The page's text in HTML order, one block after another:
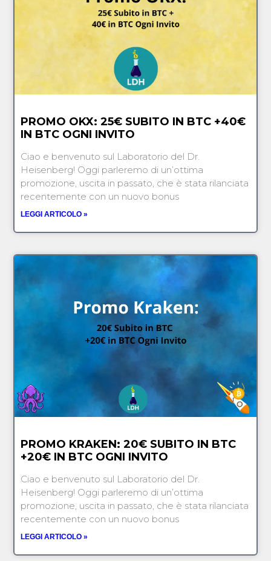
PROMO OKX: 25€ SUBITO IN BTC +40€
IN BTC OGNI INVITO
Ciao e benvenuto sul Laboratorio del Dr.
Heisenberg! Oggi parleremo di un’ottima
promozione, uscita in passato, che è stata rilanciata
recentemente con un nuovo bonus
LEGGI ARTICOLO »
PROMO KRAKEN: 20€ SUBITO IN BTC
+20€ IN BTC OGNI INVITO
Ciao e benvenuto sul Laboratorio del Dr.
Heisenberg! Oggi parleremo di un’ottima
promozione, uscita in passato, che è stata rilanciata
recentemente con un nuovo bonus
LEGGI ARTICOLO »